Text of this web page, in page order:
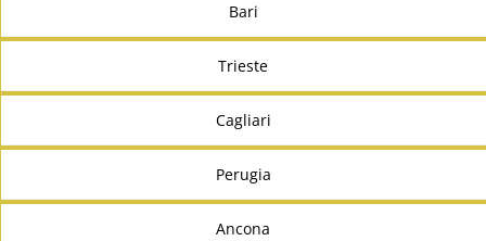
Bari
Trieste
Cagliari
Perugia
Ancona